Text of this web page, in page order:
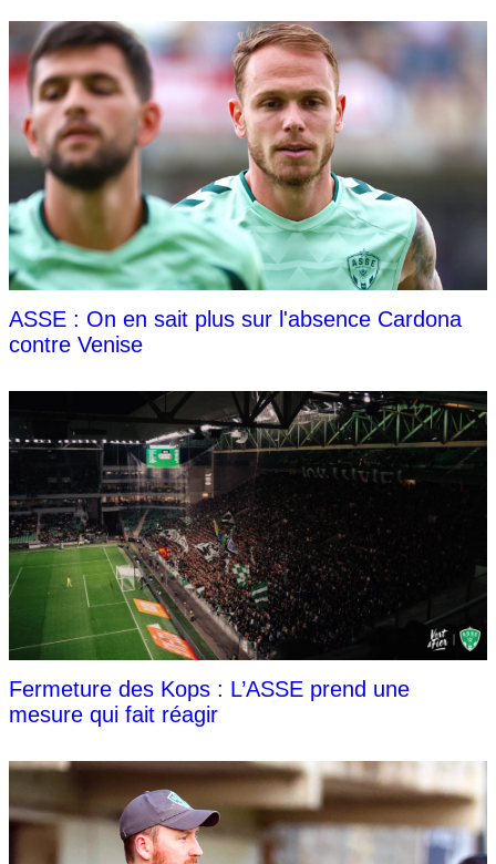
ASSE : On en sait plus sur l'absence Cardona
contre Venise
Fermeture des Kops : L’ASSE prend une
mesure qui fait réagir